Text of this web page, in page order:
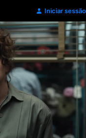
Iniciar sessão